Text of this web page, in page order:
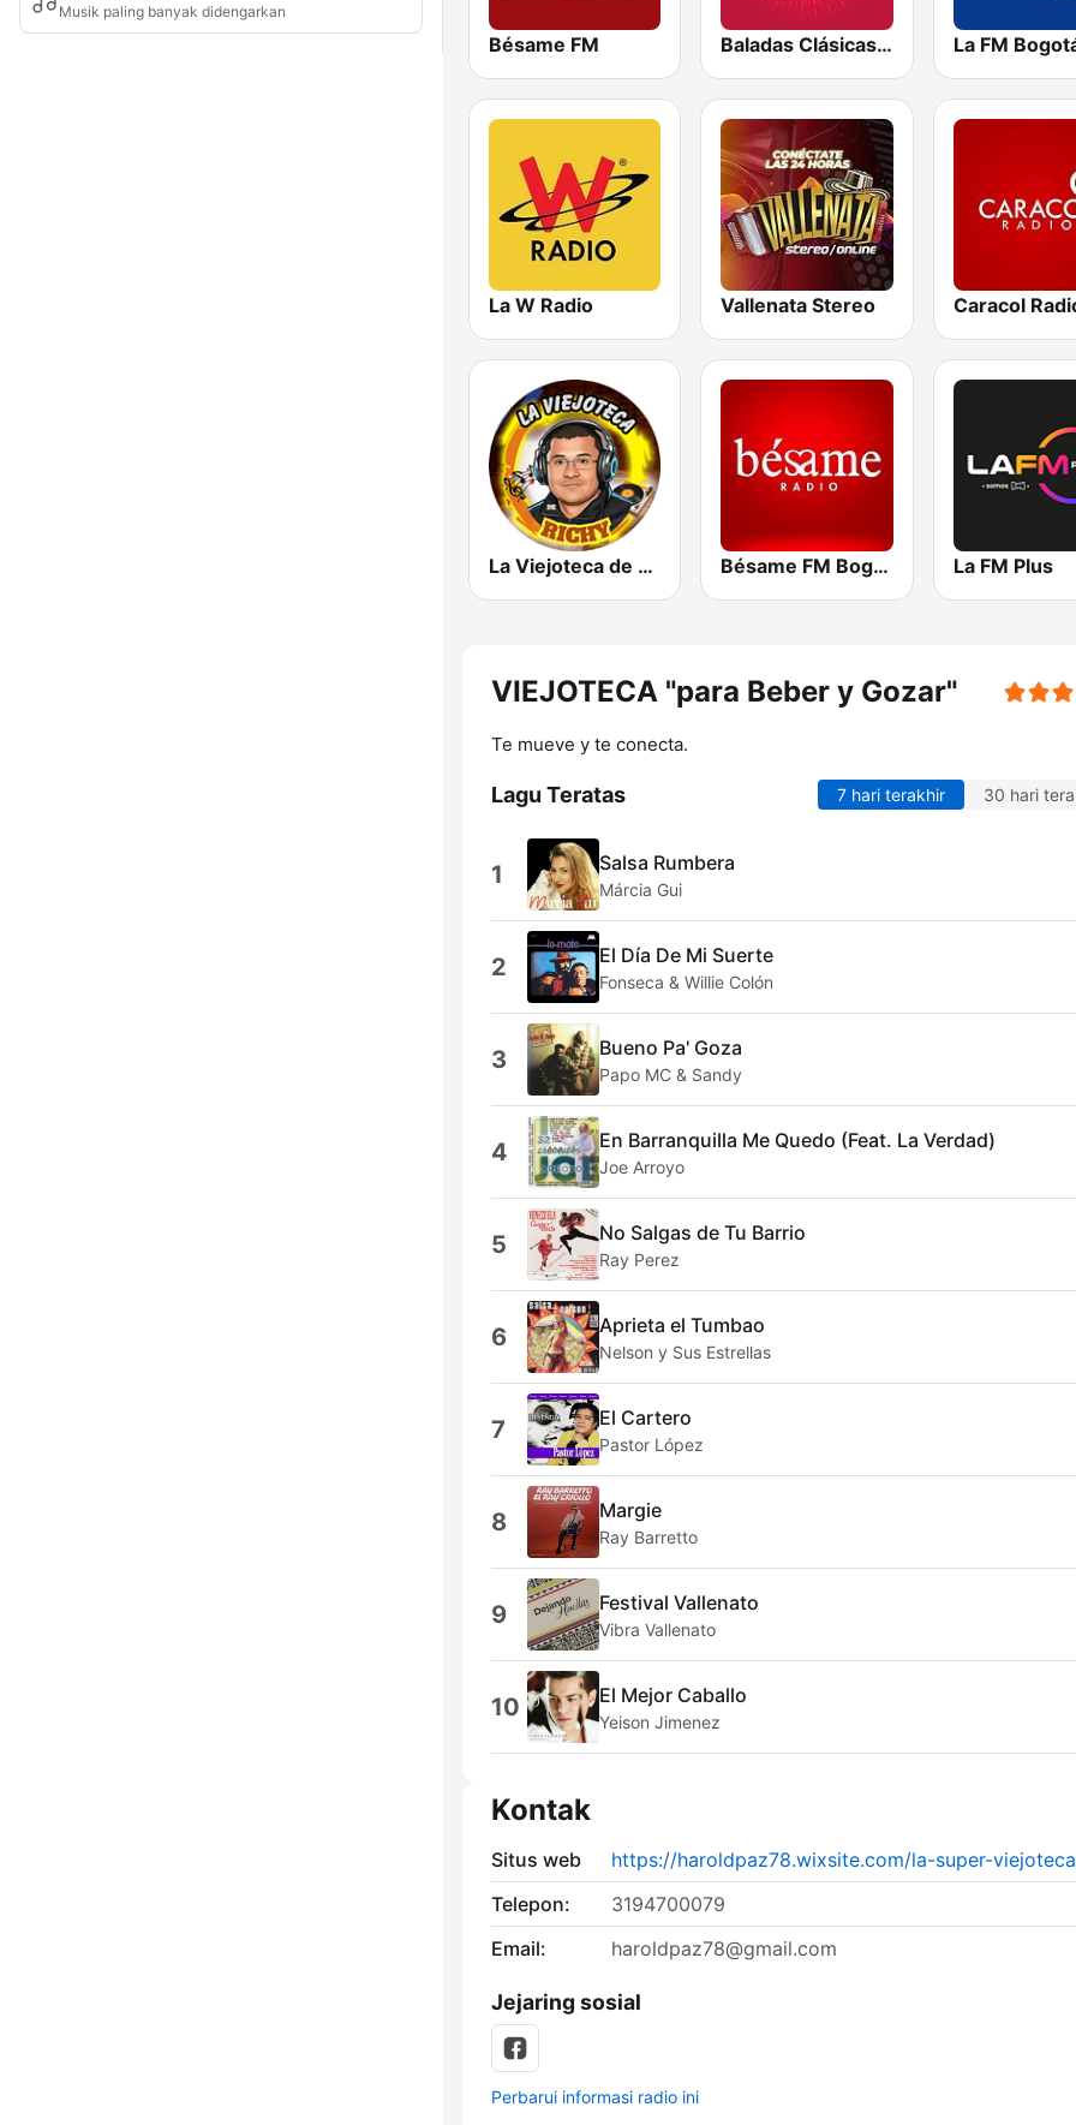
Musik paling banyak didengarkan
Bésame FM Baladas Clásicas y Viejitas Radio La FM
La W Radio Vallenata Stereo
La Viejoteca de Richy Bésame FM Bogotá La FM Plus
VIEJOTECA "para Beber y Gozar"
Te mueve y te conecta.
Lagu Teratas 7 hari terakhir 30 hari
1 Salsa Rumbera
Márcia Gui
2 El Día De Mi Suerte
Fonseca & Willie Colón
3 Bueno Pa' Goza
Papo MC & Sandy
4 En Barranquilla Me Quedo (Feat. La Verdad)
Joe Arroyo
5 No Salgas de Tu Barrio
Ray Perez
6 Aprieta el Tumbao
Nelson y Sus Estrellas
7 El Cartero
Pastor López
8 Margie
Ray Barretto
9 Festival Vallenato
Vibra Vallenato
10 El Mejor Caballo
Yeison Jimenez
Kontak
Situs web
https://haroldpaz78.wixsite.com/la-super-viejoteca
Telepon:
3194700079
Email:
haroldpaz78@gmail.com
Jejaring sosial
Perbarui informasi radio ini